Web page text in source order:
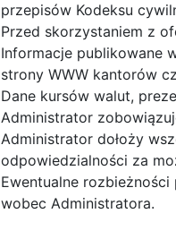
przepisów Kodeksu
Przed skorzystaniem z
Informacje publikowane
strony WWW kantorów
Dane kursów walut,
Administrator
Administrator dołoży
odpowiedzialności za
Ewentualne
wobec Administratora.